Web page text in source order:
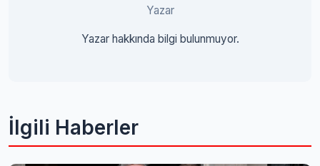
Yazar
Yazar hakkında bilgi bulunmuyor.
İlgili Haberler